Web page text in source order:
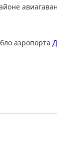
аэропорта